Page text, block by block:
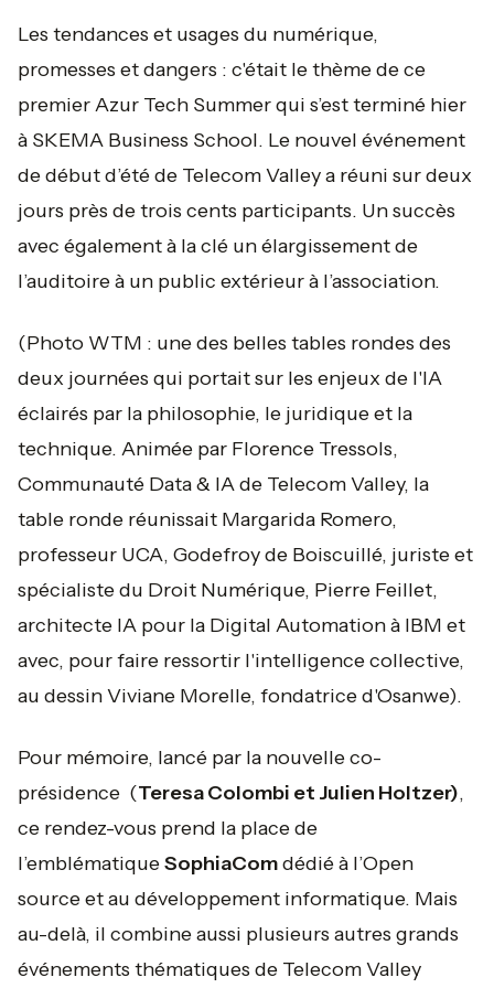
Les tendances et usages du numérique,
promesses et dangers : c'était le thème de ce
premier Azur Tech Summer qui s’est terminé hier
à SKEMA Business School. Le nouvel événement
de début d’été de Telecom Valley a réuni sur deux
jours près de trois cents participants. Un succès
avec également à la clé un élargissement de
l’auditoire à un public extérieur à l’association.
(Photo WTM : une des belles tables rondes des
deux journées qui portait sur les enjeux de l'IA
éclairés par la philosophie, le juridique et la
technique. Animée par Florence Tressols,
Communauté Data & IA de Telecom Valley, la
table ronde réunissait Margarida Romero,
professeur UCA, Godefroy de Boiscuillé, juriste et
spécialiste du Droit Numérique, Pierre Feillet,
architecte IA pour la Digital Automation à IBM et
avec, pour faire ressortir l'intelligence collective,
au dessin Viviane Morelle, fondatrice d'Osanwe).
Pour mémoire, lancé par la nouvelle co-
présidence (Teresa Colombi et Julien Holtzer),
ce rendez-vous prend la place de
l’emblématiqueSophiaComdédié à l’Open
source et au développement informatique. Mais
au-delà, il combine aussi plusieurs autres grands
événements thématiques de Telecom Valley